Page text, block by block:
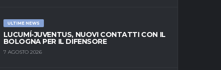
ULTIME NEWS
LUCUMÍ-JUVENTUS, NUOVI CONTATTI CON IL
BOLOGNA PER IL DIFENSORE
7 AGOSTO 2026